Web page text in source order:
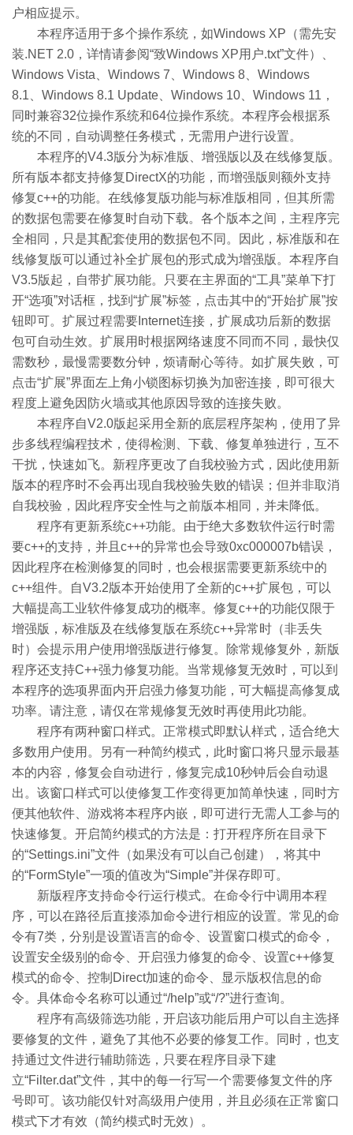
户相应提示。
本程序适用于多个操作系统，如Windows XP（需先安
装.NET 2.0，详情请参阅“致Windows XP用户.txt”文件）、
Windows Vista、Windows 7、Windows 8、Windows
8.1、Windows 8.1 Update、Windows 10、Windows 11，
同时兼容32位操作系统和64位操作系统。本程序会根据系
统的不同，自动调整任务模式，无需用户进行设置。
本程序的V4.3版分为标准版、增强版以及在线修复版。
所有版本都支持修复DirectX的功能，而增强版则额外支持
修复c++的功能。在线修复版功能与标准版相同，但其所需
的数据包需要在修复时自动下载。各个版本之间，主程序完
全相同，只是其配套使用的数据包不同。因此，标准版和在
线修复版可以通过补全扩展包的形式成为增强版。本程序自
V3.5版起，自带扩展功能。只要在主界面的“工具”菜单下打
开“选项”对话框，找到“扩展”标签，点击其中的“开始扩展”按
钮即可。扩展过程需要Internet连接，扩展成功后新的数据
包可自动生效。扩展用时根据网络速度不同而不同，最快仅
需数秒，最慢需要数分钟，烦请耐心等待。如扩展失败，可
点击“扩展”界面左上角小锁图标切换为加密连接，即可很大
程度上避免因防火墙或其他原因导致的连接失败。
本程序自V2.0版起采用全新的底层程序架构，使用了异
步多线程编程技术，使得检测、下载、修复单独进行，互不
干扰，快速如飞。新程序更改了自我校验方式，因此使用新
版本的程序时不会再出现自我校验失败的错误；但并非取消
自我校验，因此程序安全性与之前版本相同，并未降低。
程序有更新系统c++功能。由于绝大多数软件运行时需
要c++的支持，并且c++的异常也会导致0xc000007b错误，
因此程序在检测修复的同时，也会根据需要更新系统中的
c++组件。自V3.2版本开始使用了全新的c++扩展包，可以
大幅提高工业软件修复成功的概率。修复c++的功能仅限于
增强版，标准版及在线修复版在系统c++异常时（非丢失
时）会提示用户使用增强版进行修复。除常规修复外，新版
程序还支持C++强力修复功能。当常规修复无效时，可以到
本程序的选项界面内开启强力修复功能，可大幅提高修复成
功率。请注意，请仅在常规修复无效时再使用此功能。
程序有两种窗口样式。正常模式即默认样式，适合绝大
多数用户使用。另有一种简约模式，此时窗口将只显示最基
本的内容，修复会自动进行，修复完成10秒钟后会自动退
出。该窗口样式可以使修复工作变得更加简单快速，同时方
便其他软件、游戏将本程序内嵌，即可进行无需人工参与的
快速修复。开启简约模式的方法是：打开程序所在目录下
的“Settings.ini”文件（如果没有可以自己创建），将其中
的“FormStyle”一项的值改为“Simple”并保存即可。
新版程序支持命令行运行模式。在命令行中调用本程
序，可以在路径后直接添加命令进行相应的设置。常见的命
令有7类，分别是设置语言的命令、设置窗口模式的命令，
设置安全级别的命令、开启强力修复的命令、设置c++修复
模式的命令、控制Direct加速的命令、显示版权信息的命
令。具体命令名称可以通过“/help”或“/?”进行查询。
程序有高级筛选功能，开启该功能后用户可以自主选择
要修复的文件，避免了其他不必要的修复工作。同时，也支
持通过文件进行辅助筛选，只要在程序目录下建
立“Filter.dat”文件，其中的每一行写一个需要修复文件的序
号即可。该功能仅针对高级用户使用，并且必须在正常窗口
模式下才有效（简约模式时无效）。